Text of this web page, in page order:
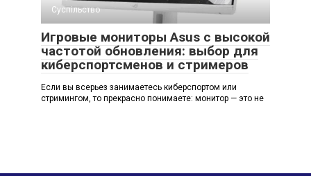
Суспільство
Игровые мониторы Asus с высокой
частотой обновления: выбор для
киберспортсменов и стримеров
Если вы всерьез занимаетесь киберспортом или
стримингом, то прекрасно понимаете: монитор — это не